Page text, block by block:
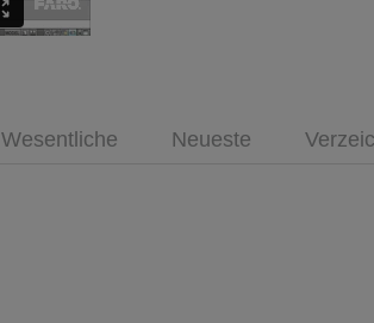
Wesentliche Neueste